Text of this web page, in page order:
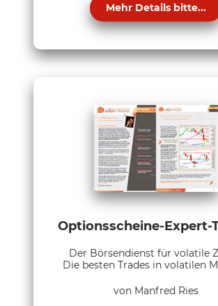
Mehr Details bitte...
Optionsscheine-Expert-
Der Börsendienst für volatile
Die besten Trades in volatilen
von Manfred Ries